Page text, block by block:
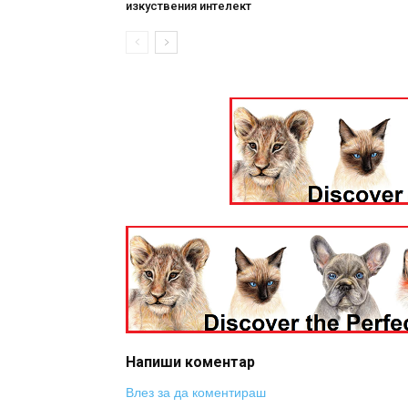
изкуствения интелект
Напиши коментар
Влез за да коментираш